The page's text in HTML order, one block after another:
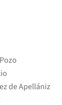
de Apellániz